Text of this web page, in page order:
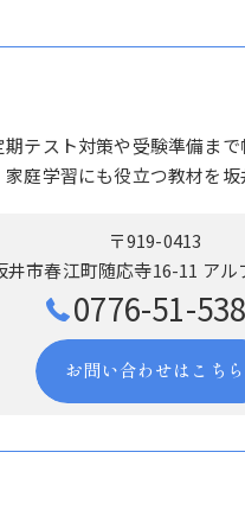
テスト対策や受験準備ま
庭学習にも役立つ教材を坂
〒919-0413
井市春江町随応寺16-11 ア
0776-51-
お問い合わせはこちら